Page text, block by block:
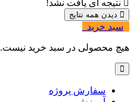
نتیجه ای یافت نشد!
سبد خرید
هیچ محصولی در سبد خرید نیست.
سفارش پروژه